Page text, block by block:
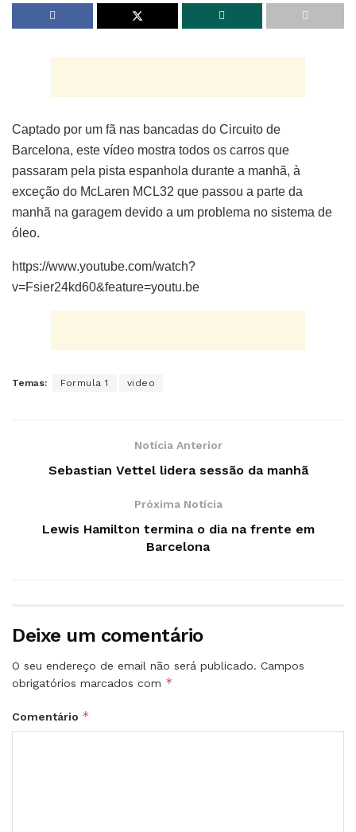
Captado por um fã nas bancadas do Circuito de
Barcelona, este vídeo mostra todos os carros que
passaram pela pista espanhola durante a manhã, à
exceção do McLaren MCL32 que passou a parte da
manhã na garagem devido a um problema no sistema de
óleo.
https://www.youtube.com/watch?
v=Fsier24kd60&feature=youtu.be
Temas: Formula 1 video
Notícia Anterior
Sebastian Vettel lidera sessão da manhã
Próxima Notícia
Lewis Hamilton termina o dia na frente em
Barcelona
Deixe um comentário
O seu endereço de email não será publicado. Campos
obrigatórios marcados com *
Comentário *